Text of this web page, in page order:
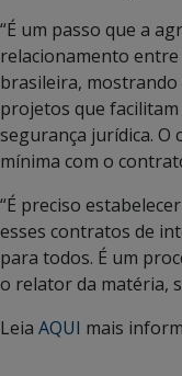
“É um passo que a
relacionamento
brasileira,
projetos que
segurança jurídica. O
mínima com o
“É preciso
esses contratos de
para todos. É um
o relator da matéria,
Leia AQUI mais